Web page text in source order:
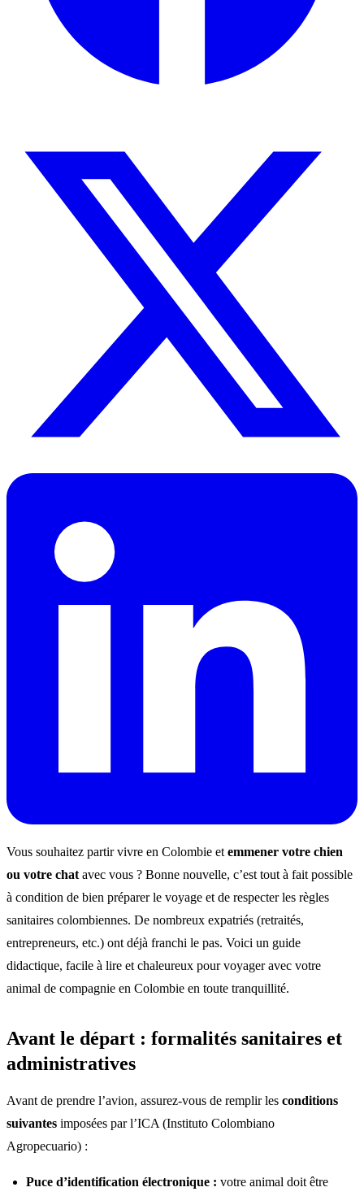
Vous souhaitez partir vivre en Colombie et emmener votre chien
ou votre chat avec vous ? Bonne nouvelle, c’est tout à fait possible
à condition de bien préparer le voyage et de respecter les règles
sanitaires colombiennes. De nombreux expatriés (retraités,
entrepreneurs, etc.) ont déjà franchi le pas. Voici un guide
didactique, facile à lire et chaleureux pour voyager avec votre
animal de compagnie en Colombie en toute tranquillité.
Avant le départ : formalités sanitaires et
administratives
Avant de prendre l’avion, assurez-vous de remplir les conditions
suivantes imposées par l’ICA (Instituto Colombiano
Agropecuario) :
Puce d’identification électronique : votre animal doit être